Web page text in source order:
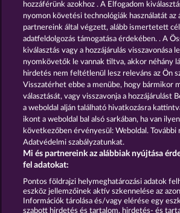
KING OF THE JUNGLE GOLDEN
Részvételi
Adatkezelési tájékoztató
A cég GYIK
hozzáférünk azokhoz . A Elfogadom
nyomon követési technológiák használatát az
partnereink által végzett, alább ismertetett
adatfeldolgozás támogatása érdekében. . A
kiválasztás vagy a hozzájárulás visszavonása
nyomkövetők le vannak tiltva, akkor néhány
hirdetés nem feltétlenül lesz releváns az Ön
Visszatérhet ebbe a menübe, hogy bármikor
választását, vagy visszavonja a hozzájárulást
a weboldal alján található hivatkozásra
ikont a weboldal bal alsó sarkában, ha van
következőben érvényesül: Weboldal. További
Adatvédelmi szabályzatunkat.
Mi és partnereink az alábbiak nyújtása
fel adatokat:
Pontos földrajzi helymeghatározási adatok
eszköz jellemzőinek aktív szkennelése az
Információk tárolása és/vagy elérése egy
szabott hirdetés és tartalom, hirdetés- és